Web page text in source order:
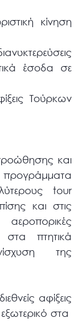
κίνηση
έσοδα σε
Τούρκων
και
tour
και στις
στα πτητικά
της
αφίξεις
στα